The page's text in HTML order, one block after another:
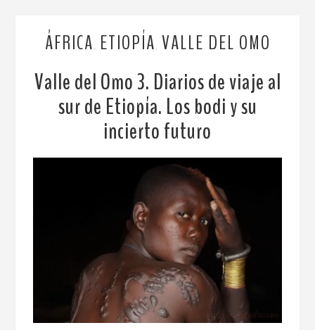
ÁFRICA ETIOPÍA VALLE DEL OMO
Valle del Omo 3. Diarios de viaje al
sur de Etiopía. Los bodi y su
incierto futuro